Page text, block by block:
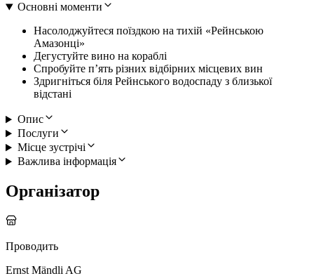
Основні моменти
Насолоджуйтеся поїздкою на тихій «Рейнською
Амазонці»
Дегустуйте вино на кораблі
Спробуйте п’ять різних відбірних місцевих вин
Здригніться біля Рейнського водоспаду з близької
відстані
Опис
Послуги
Місце зустрічі
Важлива інформація
Організатор
Проводить
Ernst Mändli AG